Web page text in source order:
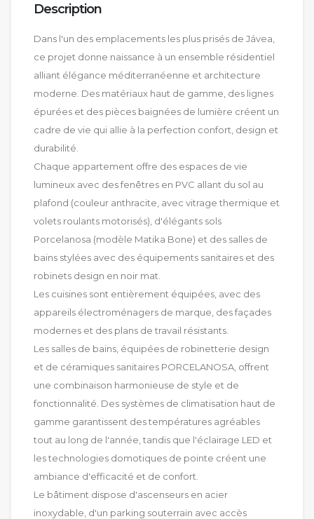
Description
Dans l'un des emplacements les plus prisés de Jávea,
ce projet donne naissance à un ensemble résidentiel
alliant élégance méditerranéenne et architecture
moderne. Des matériaux haut de gamme, des lignes
épurées et des pièces baignées de lumière créent un
cadre de vie qui allie à la perfection confort, design et
durabilité.
Chaque appartement offre des espaces de vie
lumineux avec des fenêtres en PVC allant du sol au
plafond (couleur anthracite, avec vitrage thermique et
volets roulants motorisés), d'élégants sols
Porcelanosa (modèle Matika Bone) et des salles de
bains stylées avec des équipements sanitaires et des
robinets design en noir mat.
Les cuisines sont entièrement équipées, avec des
appareils électroménagers de marque, des façades
modernes et des plans de travail résistants.
Les salles de bains, équipées de robinetterie design
et de céramiques sanitaires PORCELANOSA, offrent
une combinaison harmonieuse de style et de
fonctionnalité. Des systèmes de climatisation haut de
gamme garantissent des températures agréables
tout au long de l'année, tandis que l'éclairage LED et
les technologies domotiques de pointe créent une
ambiance d'efficacité et de confort.
Le bâtiment dispose d'ascenseurs en acier
inoxydable, d'un parking souterrain avec accès